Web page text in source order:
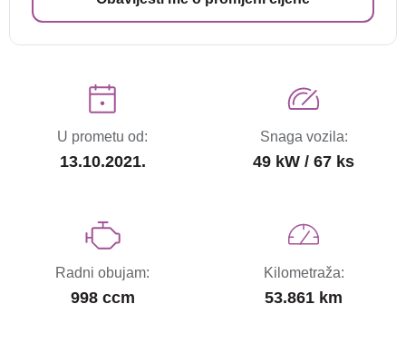
U prometu od:
13.10.2021.
Snaga vozila:
49 kW / 67 ks
Radni obujam:
998 ccm
Kilometraža:
53.861 km